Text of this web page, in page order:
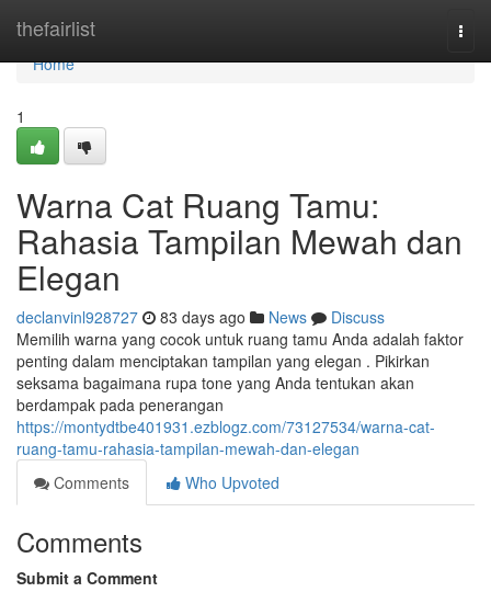
thefairlist
Home
Home
1
Warna Cat Ruang Tamu:
Rahasia Tampilan Mewah dan
Elegan
declanvinl928727 83 days ago News
Discuss
Memilih warna yang cocok untuk ruang tamu Anda adalah faktor
penting dalam menciptakan tampilan yang elegan . Pikirkan
seksama bagaimana rupa tone yang Anda tentukan akan
berdampak pada penerangan
https://montydtbe401931.ezblogz.com/73127534/warna-cat-
ruang-tamu-rahasia-tampilan-mewah-dan-elegan
Comments
Who Upvoted
Comments
Submit a Comment